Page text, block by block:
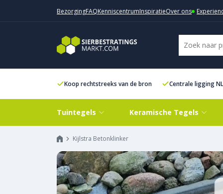
BezorgingFAQKenniscentrumInspiratieOver ons
Koop rechtstreeks van de bron Centrale ligging NL
Tuintegels Keramische Tegels
Kijlstra Betonklinker